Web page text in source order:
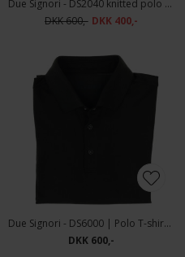
Due Signori - DS2040 knitted polo | Polo T-shirt Green
DKK 600,- DKK 400,-
Due Signori - DS6000 | Polo T-shirt Dark Green
DKK 600,-